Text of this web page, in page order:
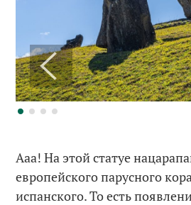
Ааа! На этой статуе
европейского парусного
испанского. То есть